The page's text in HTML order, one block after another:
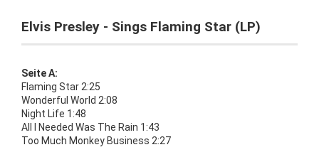
Elvis Presley - Sings Flaming Star (LP)
Seite A:
Flaming Star 2:25
Wonderful World 2:08
Night Life 1:48
All I Needed Was The Rain 1:43
Too Much Monkey Business 2:27